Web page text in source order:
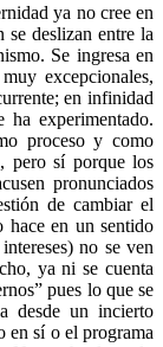
ya no cree en
se deslizan entre la
Se ingresa en
excepcionales,
en infinidad
experimentado.
proceso y como
pero sí porque los
pronunciados
de cambiar el
hace en un sentido
no se ven
ya ni se cuenta
pues lo que se
desde un incierto
en sí o el programa